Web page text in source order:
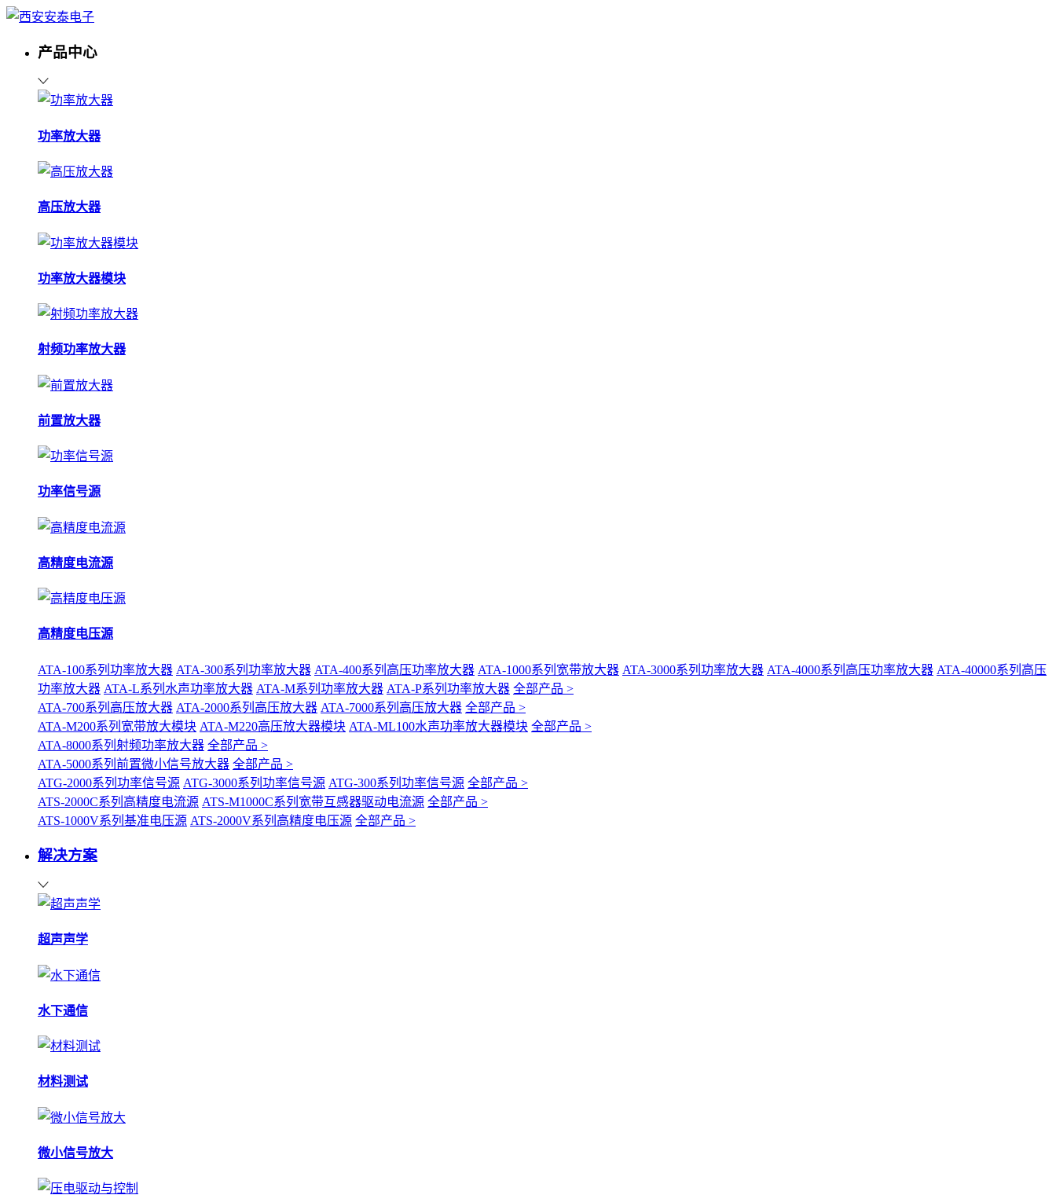
产品中心
功率放大器
高压放大器
功率放大器模块
射频功率放大器
前置放大器
功率信号源
高精度电流源
高精度电压源
ATA-100系列功率放大器 ATA-300系列功率放大器 ATA-400系列高压功率放大器 ATA-1000系列宽带放大器 ATA-3000系列功率放大器 ATA-4000系列高压功率放大器 ATA-40000系列高压
功率放大器 ATA-L系列水声功率放大器 ATA-M系列功率放大器 ATA-P系列功率放大器 全部产品 >
ATA-700系列高压放大器 ATA-2000系列高压放大器 ATA-7000系列高压放大器 全部产品 >
ATA-M200系列宽带放大模块 ATA-M220高压放大器模块 ATA-ML100水声功率放大器模块 全部产品 >
ATA-8000系列射频功率放大器 全部产品 >
ATA-5000系列前置微小信号放大器 全部产品 >
ATG-2000系列功率信号源 ATG-3000系列功率信号源 ATG-300系列功率信号源 全部产品 >
ATS-2000C系列高精度电流源 ATS-M1000C系列宽带互感器驱动电流源 全部产品 >
ATS-1000V系列基准电压源 ATS-2000V系列高精度电压源 全部产品 >
解决方案
超声声学
水下通信
材料测试
微小信号放大